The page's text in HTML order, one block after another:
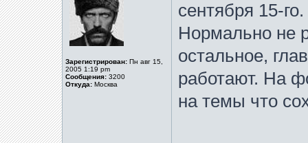
Зарегистрирован: Пн авг 15,
2005 1:19 pm
Сообщения: 3200
Откуда: Москва
сентября 15-го.
Нормально не
остальное,
работают. На
на темы что